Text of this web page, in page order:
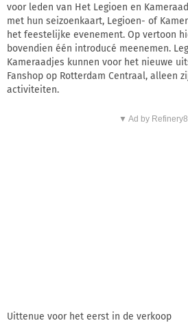
voor leden van Het Legioen en
met hun seizoenkaart, Legioen- of
het feestelijke evenement. Op vertoon
bovendien één introducé meenemen.
Kameraadjes kunnen voor het nieuwe
Fanshop op Rotterdam Centraal, alleen
activiteiten.
▼ Ad by
Uittenue voor het eerst in de verkoop